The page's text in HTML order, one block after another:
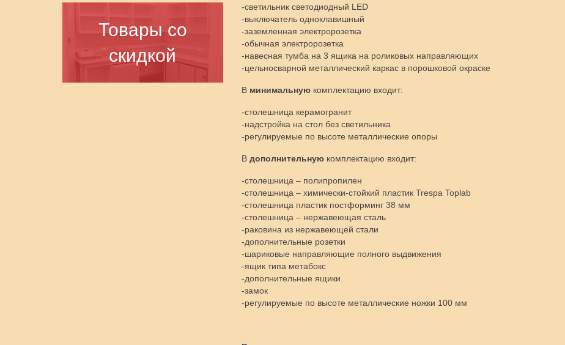
-светильник светодиодный LED
-выключатель одноклавишный
-заземленная электророзетка
-обычная электророзетка
-навесная тумба на 3 ящика на роликовых направляющих
-цельносварной металлический каркас в порошковой окраске
В минимальнуюкомплектацию входит:
-столешница керамогранит
-надстройка на стол без светильника
-регулируемые по высоте металлические опоры
В дополнительнуюкомплектацию входит:
-столешница – полипропилен
-столешница – химически-стойкий пластик Trespa Toplab
-столешница пластик постформинг 38 мм
-столешница – нержавеющая сталь
-раковина из нержавеющей стали
-дополнительные розетки
-шариковые направляющие полного выдвижения
-ящик типа метабокс
-дополнительные ящики
-замок
-регулируемые по высоте металлические ножки 100 мм
Товары со
скидкой